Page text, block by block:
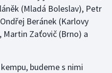
(Mladá Boleslav), Petr
Beránek (Karlovy
Martin Zaťovič (Brno) a
budeme s nimi